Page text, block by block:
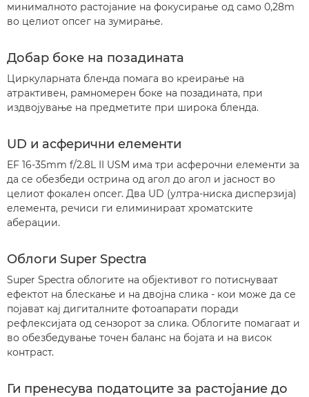
минималното растојание на фокусирање од само 0,28m
во целиот опсег на зумирање.
Добар боке на позадината
Циркуларната бленда помага во креирање на
атрактивен, рамномерен боке на позадината, при
издвојување на предметите при широка бленда.
UD и асферични елементи
EF 16-35mm f/2.8L II USM има три асферочни елементи за
да се обезбеди острина од агол до агол и јасност во
целиот фокален опсег. Два UD (ултра-ниска дисперзија)
елемента, речиси ги елиминираат хроматските
аберации.
Облоги Super Spectra
Super Spectra облогите на објективот го потиснуваат
ефектот на блескање и на двојна слика - кои може да се
појават кај дигиталните фотоапарати поради
рефлексијата од сензорот за слика. Облогите помагаат и
во обезбедување точен баланс на бојата и на висок
контраст.
Ги пренесува податоците за растојание до